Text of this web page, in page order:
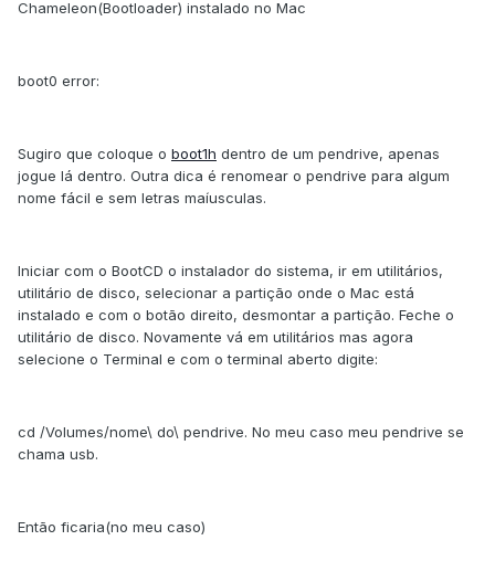
Chameleon(Bootloader) instalado no Mac
boot0 error:
Sugiro que coloque o boot1h dentro de um pendrive, apenas
jogue lá dentro. Outra dica é renomear o pendrive para algum
nome fácil e sem letras maíusculas.
Iniciar com o BootCD o instalador do sistema, ir em utilitários,
utilitário de disco, selecionar a partição onde o Mac está
instalado e com o botão direito, desmontar a partição. Feche o
utilitário de disco. Novamente vá em utilitários mas agora
selecione o Terminal e com o terminal aberto digite:
cd /Volumes/nome\ do\ pendrive. No meu caso meu pendrive se
chama usb.
Então ficaria(no meu caso)